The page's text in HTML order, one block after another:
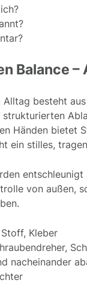
Balance
Alltag besteht
Händen bietet
ein stilles,
von außen,
Kleber
nacheinander